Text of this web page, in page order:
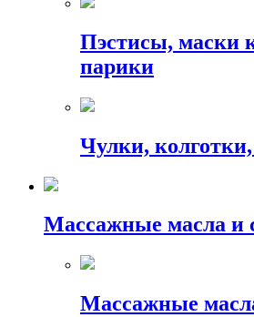
Пэстисы, маски
парики
Чулки,
Массажные масла и
Массажные